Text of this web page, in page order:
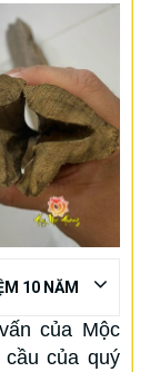
10 NĂM
của Mộc
của quý